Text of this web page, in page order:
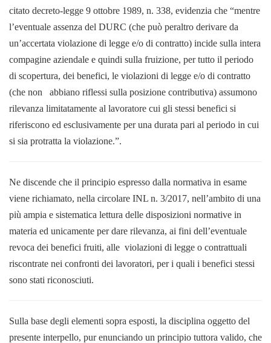
citato decreto-legge 9 ottobre 1989, n. 338, evidenzia che “mentre
l’eventuale assenza del DURC (che può peraltro derivare da
un’accertata violazione di legge e/o di contratto) incide sulla intera
compagine aziendale e quindi sulla fruizione, per tutto il periodo
di scopertura, dei benefici, le violazioni di legge e/o di contratto
(che non abbiano riflessi sulla posizione contributiva) assumono
rilevanza limitatamente al lavoratore cui gli stessi benefici si
riferiscono ed esclusivamente per una durata pari al periodo in cui
si sia protratta la violazione.”.
Ne discende che il principio espresso dalla normativa in esame
viene richiamato, nella circolare INL n. 3/2017, nell’ambito di una
più ampia e sistematica lettura delle disposizioni normative in
materia ed unicamente per dare rilevanza, ai fini dell’eventuale
revoca dei benefici fruiti, alle violazioni di legge o contrattuali
riscontrate nei confronti dei lavoratori, per i quali i benefici stessi
sono stati riconosciuti.
Sulla base degli elementi sopra esposti, la disciplina oggetto del
presente interpello, pur enunciando un principio tuttora valido, che